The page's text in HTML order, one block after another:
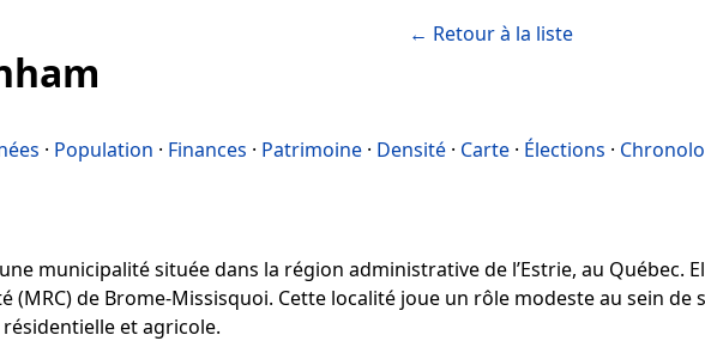
← Retour à la liste
· Population · Finances · Patrimoine · Densité · Carte · Élections ·
municipalité située dans la région administrative de l’Estrie, au Québec.
(MRC) de Brome-Missisquoi. Cette localité joue un rôle modeste au sein
et agricole.